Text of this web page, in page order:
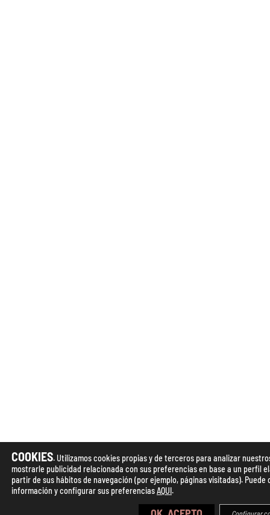
COOKIES. Utilizamos cookies propias y de terceros para analizar
mostrarle publicidad relacionada con sus preferencias en base a un perfil
partir de sus hábitos de navegación (por ejemplo, páginas visitadas). Puede
información y configurar sus preferenciasAQUI.
Configurar